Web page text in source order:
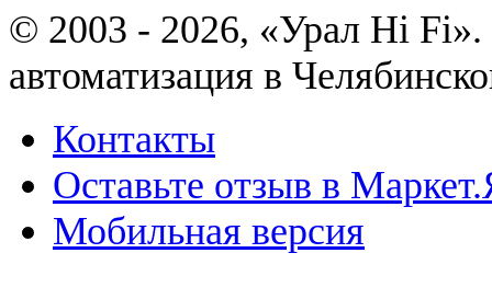
© 2003 - 2026, «Урал Hi
автоматизация в
Контакты
Оставьте отзыв в
Мобильная версия